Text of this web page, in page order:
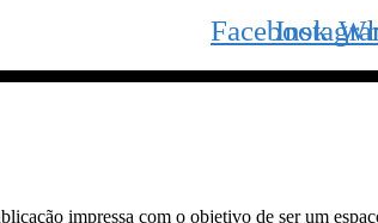
Facebook
impressa com o objetivo de ser um